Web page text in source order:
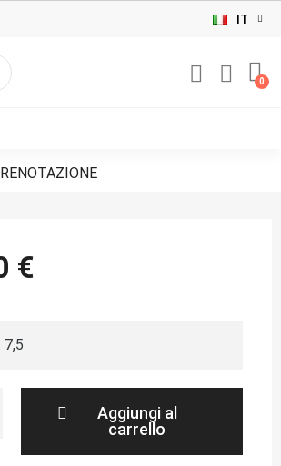
IT
€
Aggiungi al
carrello